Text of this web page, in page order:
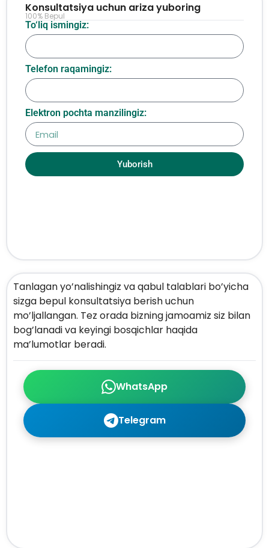
WhatsApp
Telegram
Tanlagan yo’nalishingiz va qabul talablari bo’yicha
sizga bepul konsultatsiya berish uchun
mo’ljallangan. Tez orada bizning jamoamiz siz bilan
bog’lanadi va keyingi bosqichlar haqida
ma’lumotlar beradi.
To‘liq ismingiz:
Telefon raqamingiz:
Elektron pochta manzilingiz:
Yuborish
Konsultatsiya uchun ariza yuboring
100% Bepul